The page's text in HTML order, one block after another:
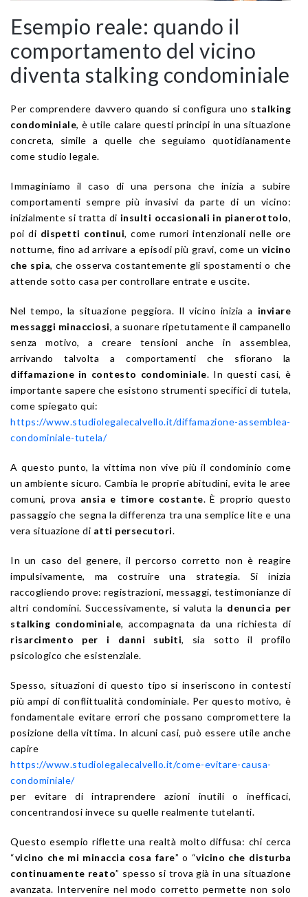
Esempio reale: quando il
comportamento del vicino
diventa stalking condominiale
Per comprendere davvero quando si configura uno stalking
condominiale, è utile calare questi principi in una situazione
concreta, simile a quelle che seguiamo quotidianamente
come studio legale.
Immaginiamo il caso di una persona che inizia a subire
comportamenti sempre più invasivi da parte di un vicino:
inizialmente si tratta di insulti occasionali in pianerottolo,
poi di dispetti continui, come rumori intenzionali nelle ore
notturne, fino ad arrivare a episodi più gravi, come un vicino
che spia, che osserva costantemente gli spostamenti o che
attende sotto casa per controllare entrate e uscite.
Nel tempo, la situazione peggiora. Il vicino inizia a inviare
messaggi minacciosi, a suonare ripetutamente il campanello
senza motivo, a creare tensioni anche in assemblea,
arrivando talvolta a comportamenti che sfiorano la
diffamazione in contesto condominiale. In questi casi, è
importante sapere che esistono strumenti specifici di tutela,
come spiegato qui:
https://www.studiolegalecalvello.it/diffamazione-assemblea-
condominiale-tutela/
A questo punto, la vittima non vive più il condominio come
un ambiente sicuro. Cambia le proprie abitudini, evita le aree
comuni, prova ansia e timore costante. È proprio questo
passaggio che segna la differenza tra una semplice lite e una
vera situazione di atti persecutori.
In un caso del genere, il percorso corretto non è reagire
impulsivamente, ma costruire una strategia. Si inizia
raccogliendo prove: registrazioni, messaggi, testimonianze di
altri condomini. Successivamente, si valuta la denuncia per
stalking condominiale, accompagnata da una richiesta di
risarcimento per i danni subiti, sia sotto il profilo
psicologico che esistenziale.
Spesso, situazioni di questo tipo si inseriscono in contesti
più ampi di conflittualità condominiale. Per questo motivo, è
fondamentale evitare errori che possano compromettere la
posizione della vittima. In alcuni casi, può essere utile anche
capire
https://www.studiolegalecalvello.it/come-evitare-causa-
condominiale/
per evitare di intraprendere azioni inutili o inefficaci,
concentrandosi invece su quelle realmente tutelanti.
Questo esempio riflette una realtà molto diffusa: chi cerca
“vicino che mi minaccia cosa fare” o “vicino che disturba
continuamente reato” spesso si trova già in una situazione
avanzata. Intervenire nel modo corretto permette non solo